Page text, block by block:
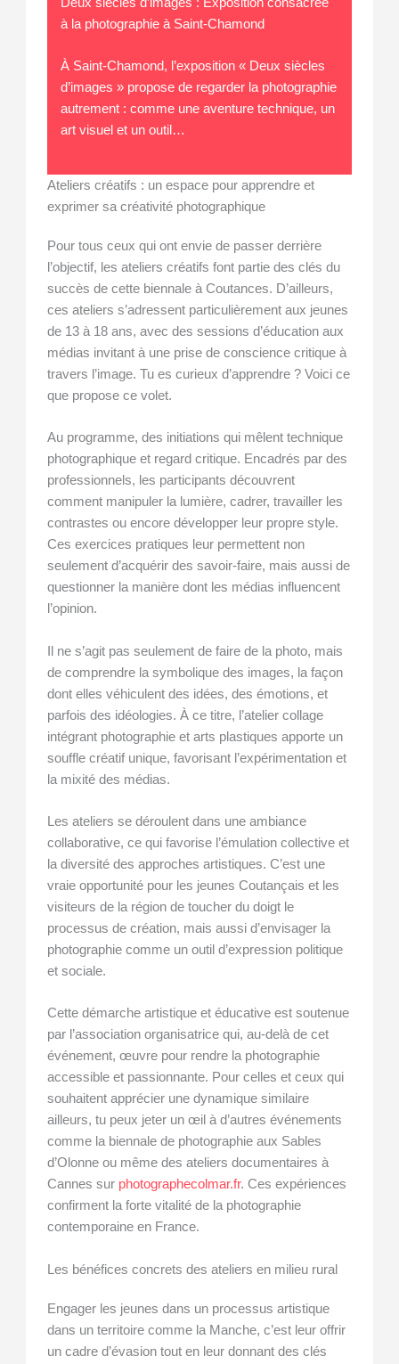
à la photographie à Saint-Chamond
À Saint-Chamond, l’exposition « Deux siècles
d’images » propose de regarder la photographie
autrement : comme une aventure technique, un
art visuel et un outil…
Ateliers créatifs : un espace pour apprendre et
exprimer sa créativité photographique
Pour tous ceux qui ont envie de passer derrière
l’objectif, les ateliers créatifs font partie des clés du
succès de cette biennale à Coutances. D’ailleurs,
ces ateliers s’adressent particulièrement aux jeunes
de 13 à 18 ans, avec des sessions d’éducation aux
médias invitant à une prise de conscience critique à
travers l’image. Tu es curieux d’apprendre ? Voici ce
que propose ce volet.
Au programme, des initiations qui mêlent technique
photographique et regard critique. Encadrés par des
professionnels, les participants découvrent
comment manipuler la lumière, cadrer, travailler les
contrastes ou encore développer leur propre style.
Ces exercices pratiques leur permettent non
seulement d’acquérir des savoir-faire, mais aussi de
questionner la manière dont les médias influencent
l’opinion.
Il ne s’agit pas seulement de faire de la photo, mais
de comprendre la symbolique des images, la façon
dont elles véhiculent des idées, des émotions, et
parfois des idéologies. À ce titre, l’atelier collage
intégrant photographie et arts plastiques apporte un
souffle créatif unique, favorisant l’expérimentation et
la mixité des médias.
Les ateliers se déroulent dans une ambiance
collaborative, ce qui favorise l’émulation collective et
la diversité des approches artistiques. C’est une
vraie opportunité pour les jeunes Coutançais et les
visiteurs de la région de toucher du doigt le
processus de création, mais aussi d’envisager la
photographie comme un outil d’expression politique
et sociale.
Cette démarche artistique et éducative est soutenue
par l’association organisatrice qui, au-delà de cet
événement, œuvre pour rendre la photographie
accessible et passionnante. Pour celles et ceux qui
souhaitent apprécier une dynamique similaire
ailleurs, tu peux jeter un œil à d’autres événements
comme la biennale de photographie aux Sables
d’Olonne ou même des ateliers documentaires à
Cannes sur photographecolmar.fr. Ces expériences
confirment la forte vitalité de la photographie
contemporaine en France.
Les bénéfices concrets des ateliers en milieu rural
Engager les jeunes dans un processus artistique
dans un territoire comme la Manche, c’est leur offrir
un cadre d’évasion tout en leur donnant des clés